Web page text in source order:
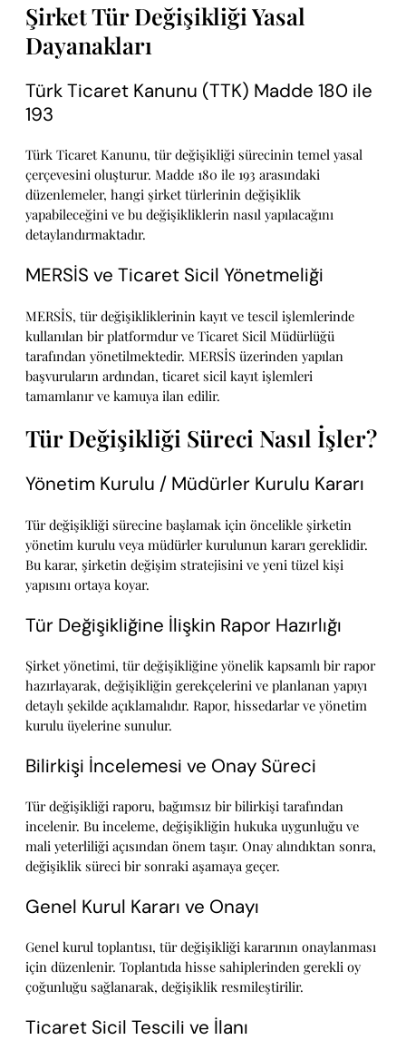
Şirket Tür Değişikliği Yasal
Dayanakları
Türk Ticaret Kanunu (TTK) Madde 180 ile
193
Türk Ticaret Kanunu, tür değişikliği sürecinin temel yasal
çerçevesini oluşturur. Madde 180 ile 193 arasındaki
düzenlemeler, hangi şirket türlerinin değişiklik
yapabileceğini ve bu değişikliklerin nasıl yapılacağını
detaylandırmaktadır.
MERSİS ve Ticaret Sicil Yönetmeliği
MERSİS, tür değişikliklerinin kayıt ve tescil işlemlerinde
kullanılan bir platformdur ve Ticaret Sicil Müdürlüğü
tarafından yönetilmektedir. MERSİS üzerinden yapılan
başvuruların ardından, ticaret sicil kayıt işlemleri
tamamlanır ve kamuya ilan edilir.
Tür Değişikliği Süreci Nasıl İşler?
Yönetim Kurulu / Müdürler Kurulu Kararı
Tür değişikliği sürecine başlamak için öncelikle şirketin
yönetim kurulu veya müdürler kurulunun kararı gereklidir.
Bu karar, şirketin değişim stratejisini ve yeni tüzel kişi
yapısını ortaya koyar.
Tür Değişikliğine İlişkin Rapor Hazırlığı
Şirket yönetimi, tür değişikliğine yönelik kapsamlı bir rapor
hazırlayarak, değişikliğin gerekçelerini ve planlanan yapıyı
detaylı şekilde açıklamalıdır. Rapor, hissedarlar ve yönetim
kurulu üyelerine sunulur.
Bilirkişi İncelemesi ve Onay Süreci
Tür değişikliği raporu, bağımsız bir bilirkişi tarafından
incelenir. Bu inceleme, değişikliğin hukuka uygunluğu ve
mali yeterliliği açısından önem taşır. Onay alındıktan sonra,
değişiklik süreci bir sonraki aşamaya geçer.
Genel Kurul Kararı ve Onayı
Genel kurul toplantısı, tür değişikliği kararının onaylanması
için düzenlenir. Toplantıda hisse sahiplerinden gerekli oy
çoğunluğu sağlanarak, değişiklik resmileştirilir.
Ticaret Sicil Tescili ve İlanı